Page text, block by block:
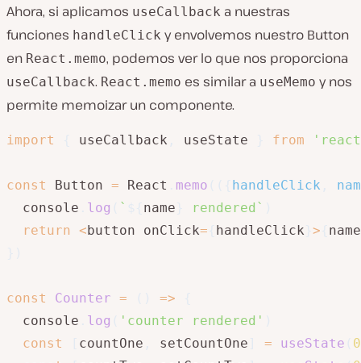
Ahora, si aplicamos useCallback a nuestras
funciones handleClick y envolvemos nuestro Button
en React.memo, podemos ver lo que nos proporciona
useCallback. React.memo es similar a useMemo y nos
permite memoizar un componente.
import useCallback useState from
const Button = React memo handleClick
  console
log ` name rendered `
return <button onClick= handleClick >
name
const Counter = =>
  console
log 'counter rendered'
const
countOne setCountOne = useState
0